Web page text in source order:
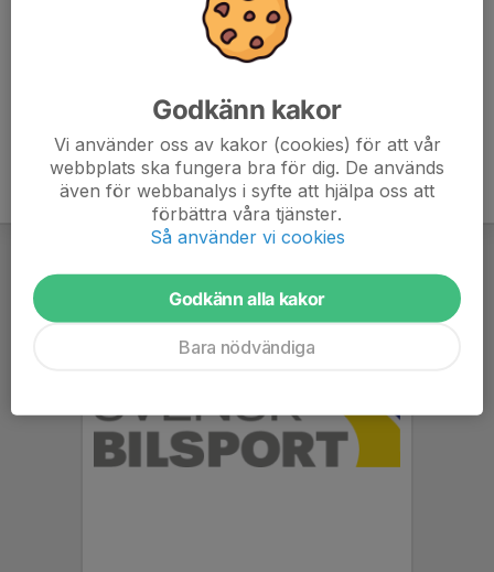
Godkänn kakor
Vi använder oss av kakor (cookies) för att vår
webbplats ska fungera bra för dig. De används
även för webbanalys i syfte att hjälpa oss att
förbättra våra tjänster.
Så använder vi cookies
Godkänn alla kakor
Bara nödvändiga